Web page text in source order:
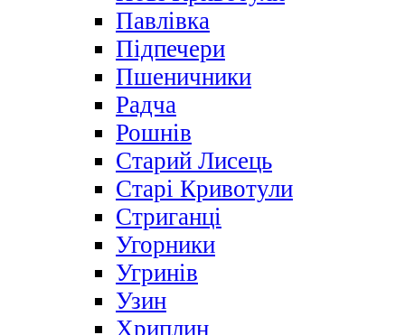
Павлівка
Підпечери
Пшеничники
Радча
Рошнів
Старий Лисець
Старі Кривотули
Стриганці
Угорники
Угринів
Узин
Хриплин